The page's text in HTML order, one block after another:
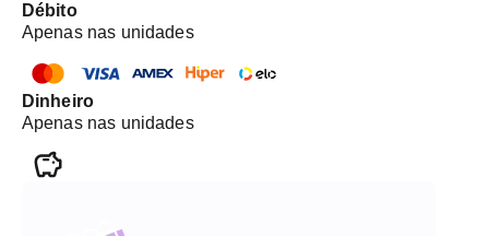
Débito
Apenas nas unidades
Dinheiro
Apenas nas unidades